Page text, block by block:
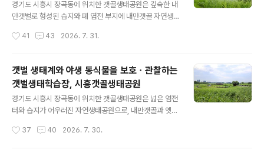
谷池)는 조선 초기 강희맹(姜希孟)선생이 중국 남경(南
京)에 있는 전당지(錢塘池)에서 연꽃씨를 채취하여 처음
다. 관곡지 연꽃테마파크는 연중무휴 24시간 개방하여 운
경기도 시흥시 장곡동에 위치한 갯골생태공원은 깊숙한 내
만갯벌로 형성된 습지와 폐 염전 부지에 내만갯골 자연생
공원이다. 갯골생태공원은 서해안의 특성인 조수간만의 차
기 드문 다양한 생물의 분포를 보이고 있으며, 자연생태가
살아 숨 쉬는 보고(寶庫)이면서 시민에게 휴식을 제공하는
자연과 사람이 어우러진 친환경적 생태공원이다. 갯골생태
공원에는 수상레저체험장ㆍ염전체험장ㆍ갈대숲체험장ㆍ
갯골생태학습장ㆍ해수체험장ㆍ소생물서식지ㆍ갯골습지
다. 수상레저체험장은 공원 내 중심 수로인 호수 위에서 특
41 43 2026. 7. 31.
갯벌 생태계와 야생 동식물을 보호ㆍ관찰하는
갯벌생태학습장, 시흥갯골생태공원
경기도 시흥시 장곡동에 위치한 갯골생태공원은 넓은 염전
터와 습지가 어우러진 자연생태공원으로, 내만갯골과 옛
시흥갯골생태공원의 주요 볼거리로는 갯벌 생태계와 야생
37 40 2026. 7. 30.